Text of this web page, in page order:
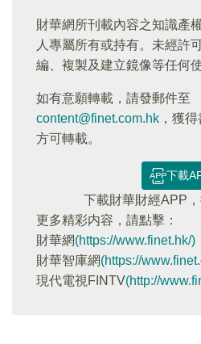
財華網所刊載內容之知識產
人專屬所有或持有。未經許
編、複製及建立鏡像等任何使
如有意願轉載，請發郵件至
content@finet.com.hk ，獲
方可轉載。
下載
下載財華財經APP
更多精彩内容，請點擊：
財華網(https://www.finet.hk/)
財華智庫網(https://
現代電視FINTV(http://